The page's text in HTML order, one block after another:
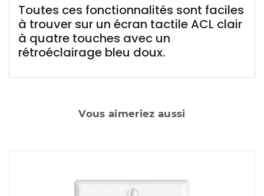
Toutes ces fonctionnalités sont faciles
à trouver sur un écran tactile ACL clair
à quatre touches avec un
rétroéclairage bleu doux.
Vous aimeriez aussi